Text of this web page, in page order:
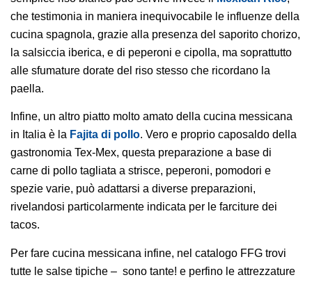
che testimonia in maniera inequivocabile le influenze della
cucina spagnola, grazie alla presenza del saporito chorizo,
la salsiccia iberica, e di peperoni e cipolla, ma soprattutto
alle sfumature dorate del riso stesso che ricordano la
paella.
Infine, un altro piatto molto amato della cucina messicana
in Italia è la Fajita di pollo. Vero e proprio caposaldo della
gastronomia Tex-Mex, questa preparazione a base di
carne di pollo tagliata a strisce, peperoni, pomodori e
spezie varie, può adattarsi a diverse preparazioni,
rivelandosi particolarmente indicata per le farciture dei
tacos.
Per fare cucina messicana infine, nel catalogo FFG trovi
tutte le salse tipiche – sono tante! e perfino le attrezzature